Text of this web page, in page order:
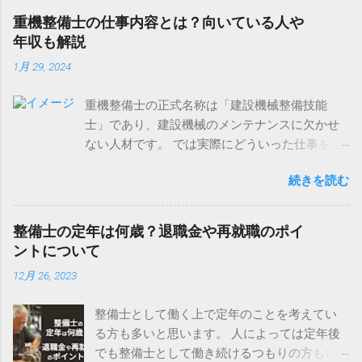
重機整備士の仕事内容とは？向いている人や
年収も解説
1月 29, 2024
重機整備士の正式名称は「建設機械整備技能
士」であり、建設機械のメンテナンスに欠かせ
ない人材です。 では実際にどういった仕事を担
重機整備士の詳しい仕事内容や重機整備士にな
る方法などを解説していきます。 重機整備士の
仕事内容 重機整備士の資格の正式名称は「建設
機械整備技能士」であり、主に建設現場で使用
されているショベルカーやユンボなどの機械の
ともあります。 その他、重機整備士には労働安
全衛生法によって「定期自主検査」をしなけれ
ばならないと定められているため、建設機械が
続きを読む
整備士の定年は何歳？退職金や再就職のポイ
ントについて
12月 26, 2023
整備士として働く上で定年のことを考えてい
る方も多いと思います。 人によっては定年後
でも整備士として働き続けるつもりの方もい